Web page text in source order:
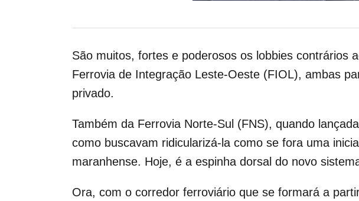
São muitos, fortes e poderosos os lobbies contrários
Ferrovia de Integração Leste-Oeste (FIOL), ambas
privado.
Também da Ferrovia Norte-Sul (FNS), quando
como buscavam ridicularizá-la como se fora uma
maranhense. Hoje, é a espinha dorsal do novo
Ora, com o corredor ferroviário que se formará a